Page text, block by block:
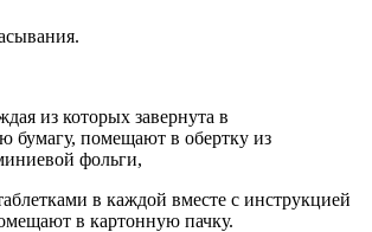
из которых завернута в
бумагу, помещают в обертку из
фольги,
в каждой вместе с инструкцией
в картонную пачку.